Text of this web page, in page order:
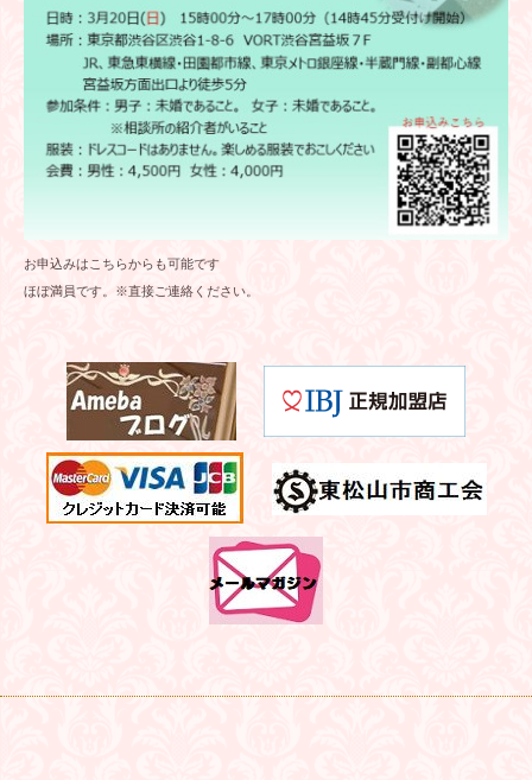
お申込みはこちらからも可能です
ほぼ満員です。※直接ご連絡ください。